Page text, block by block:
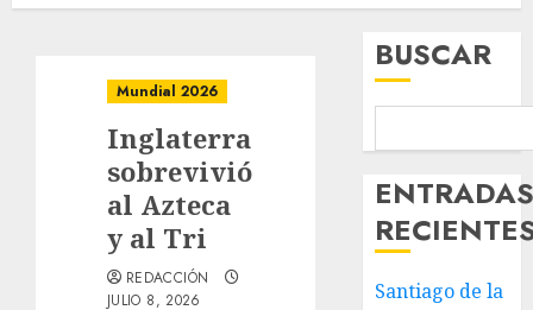
Mundial 2026
Inglaterra
sobrevivió
al Azteca
y al Tri
REDACCIÓN
JULIO 8, 2026
BUSCAR
Santiago de la